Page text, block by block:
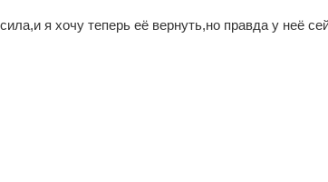
я хочу теперь её вернуть,но правда у неё